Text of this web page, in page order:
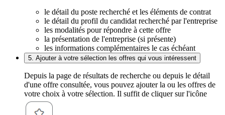
le détail du poste recherché et les éléments de contrat
le détail du profil du candidat recherché par l'entreprise
les modalités pour répondre à cette offre
la présentation de l'entreprise (si présente)
les informations complémentaires le cas échéant
5. Ajouter à votre sélection les offres qui vous intéressent
Depuis la page de résultats de recherche ou depuis le détail
d'une offre consultée, vous pouvez ajouter la ou les offres de
votre choix à votre sélection. Il suffit de cliquer sur l'icône